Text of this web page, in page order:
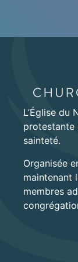
L’Église du
protestante
sainteté.
Organisée
maintenant
membres